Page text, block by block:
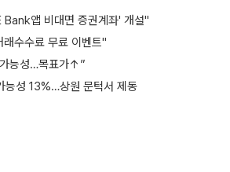
Bank앱 비대면 증권계좌' 개설"
수수료 무료 이벤트"
능성…목표가↑”
능성 13%…상원 문턱서 제동